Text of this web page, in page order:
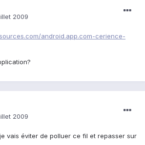
2009
android.app.com-cerience-
2009
vais éviter de polluer ce fil et repasser sur